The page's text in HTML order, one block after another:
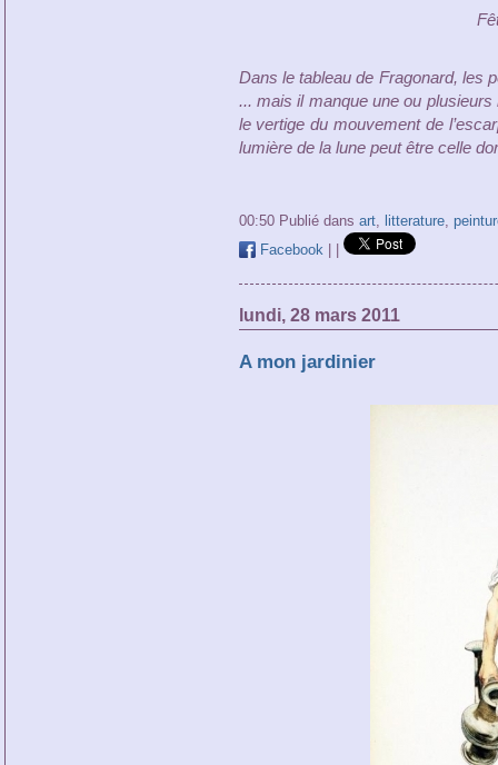
Dans le tableau de Fragonard, les
... mais il manque une ou
le vertige du mouvement de
lumière de la lune peut être celle
00:50 Publié dans art, litterature,
Facebook|
lundi, 28 mars 2011
A mon jardinier